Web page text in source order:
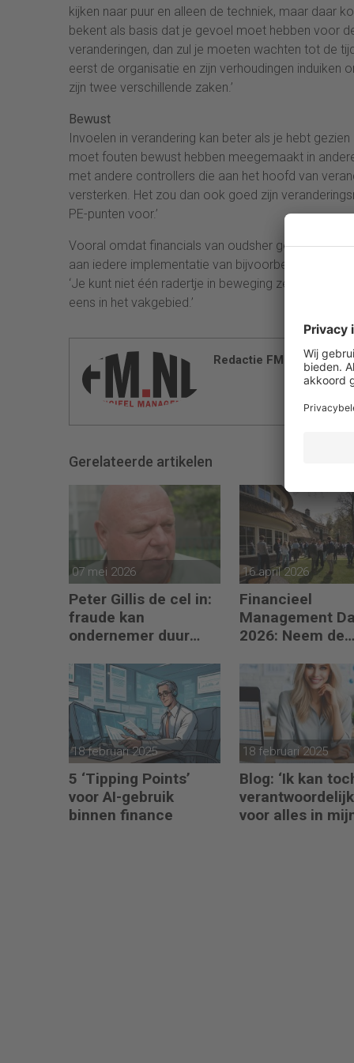
kijken naar puur en alleen de techniek, maar daar
bekent als basis dat je gevoel moet hebben voor
veranderingen, dan zul je moeten wachten tot de
eerst de organisatie en zijn verhoudingen induiken
zijn twee verschillende zaken.’
Bewust
Invoelen in verandering kan beter als je hebt
moet fouten bewust hebben meegemaakt in
met andere controllers die aan het hoofd van
versterken. Het zou dan ook goed zijn
PE-punten voor.’
Vooral omdat financials van oudsher geneigd zijn
aan iedere implementatie van bijvoorbeeld een
‘Je kunt niet één radertje in beweging zetten,
eens in het vakgebied.’
Redactie FM
Gerelateerde artikelen
07 mei 2026
Peter Gillis de cel in:
fraude kan
ondernemer duur
16 april 2026
Financieel
Management
2026: Neem de
18 februari 2025
5 ‘Tipping Points’
voor AI-gebruik
binnen finance
18 februari 2025
Blog: ‘Ik kan
voor alles in